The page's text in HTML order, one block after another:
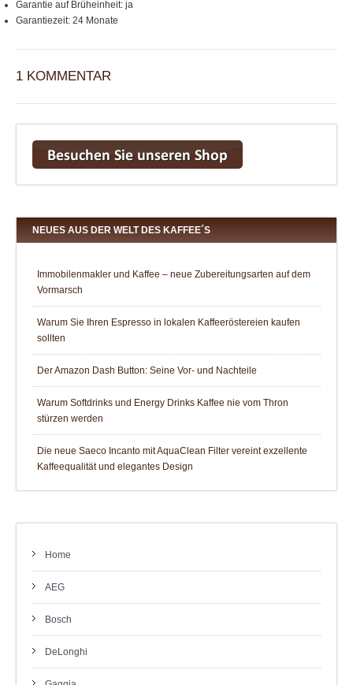
Garantie auf Brüheinheit: ja
Garantiezeit: 24 Monate
1 KOMMENTAR
NEUES AUS DER WELT DES KAFFEE´S
Immobilenmakler und Kaffee – neue Zubereitungsarten auf dem
Vormarsch
Warum Sie Ihren Espresso in lokalen Kaffeeröstereien kaufen
sollten
Der Amazon Dash Button: Seine Vor- und Nachteile
Warum Softdrinks und Energy Drinks Kaffee nie vom Thron
stürzen werden
Die neue Saeco Incanto mit AquaClean Filter vereint exzellente
Kaffeequalität und elegantes Design
Home
AEG
Bosch
DeLonghi